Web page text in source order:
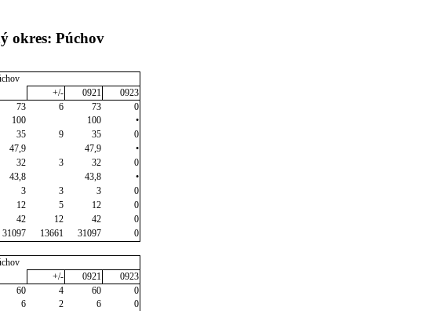
okres: Púchov
+/-
0921
0923
73 6 73
0
100 100
•
35 9 35
0
47,9 47,9
•
32 3 32
0
43,8 43,8
•
3 3 3
0
12 5 12
0
42 12 42
0
31097 13661 31097
0
+/-
0921
0923
60 4 60
0
6 2 6
0